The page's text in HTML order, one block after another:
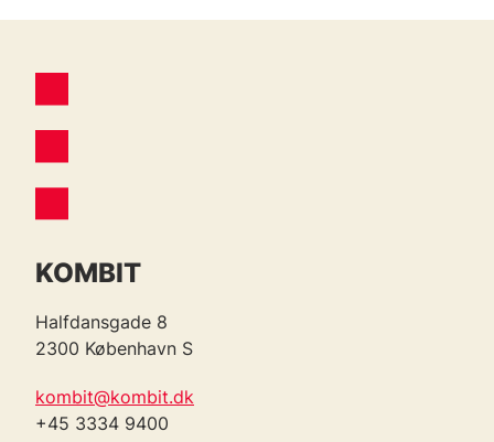
KOMBIT
Halfdansgade 8
2300 København S
kombit@kombit.dk
+45 3334 9400